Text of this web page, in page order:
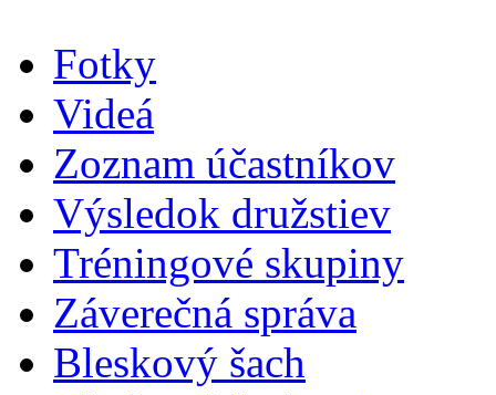
Fotky
Videá
Zoznam účastníkov
Výsledok družstiev
Tréningové skupiny
Záverečná správa
Bleskový šach